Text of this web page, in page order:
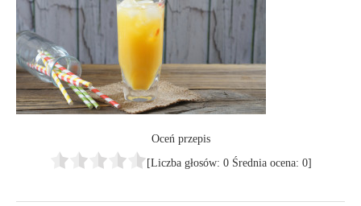
Oceń przepis
[Liczba głosów: 0Średnia ocena: 0]